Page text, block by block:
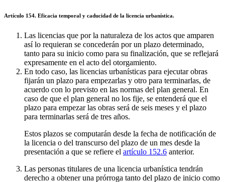
Artículo 154. Eficacia temporal y caducidad de la licencia urbanística.
Las licencias que por la naturaleza de los actos que amparen
así lo requieran se concederán por un plazo determinado,
tanto para su inicio como para su finalización, que se reflejará
expresamente en el acto del otorgamiento.
En todo caso, las licencias urbanísticas para ejecutar obras
fijarán un plazo para empezarlas y otro para terminarlas, de
acuerdo con lo previsto en las normas del plan general. En
caso de que el plan general no los fije, se entenderá que el
plazo para empezar las obras será de seis meses y el plazo
para terminarlas será de tres años.
Estos plazos se computarán desde la fecha de notificación de
la licencia o del transcurso del plazo de un mes desde la
presentación a que se refiere el artículo 152.6 anterior.
Las personas titulares de una licencia urbanística tendrán
derecho a obtener una prórroga tanto del plazo de inicio como